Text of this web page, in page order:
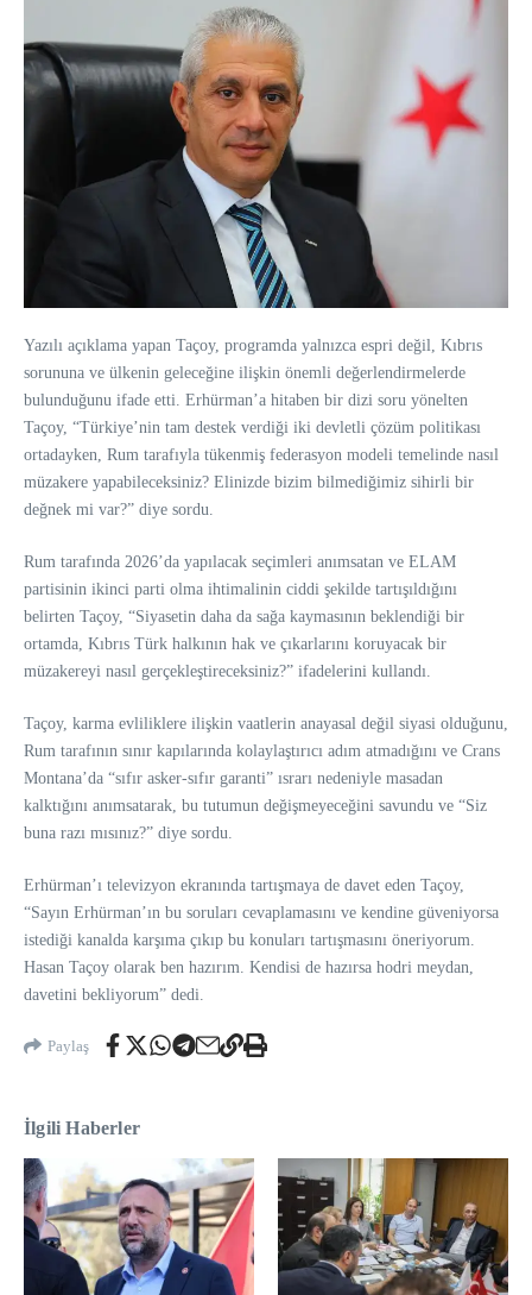
Yazılı açıklama yapan Taçoy, programda yalnızca espri değil, Kıbrıs
sorununa ve ülkenin geleceğine ilişkin önemli değerlendirmelerde
bulunduğunu ifade etti. Erhürman’a hitaben bir dizi soru yönelten
Taçoy, “Türkiye’nin tam destek verdiği iki devletli çözüm politikası
ortadayken, Rum tarafıyla tükenmiş federasyon modeli temelinde nasıl
müzakere yapabileceksiniz? Elinizde bizim bilmediğimiz sihirli bir
değnek mi var?” diye sordu.
Rum tarafında 2026’da yapılacak seçimleri anımsatan ve ELAM
partisinin ikinci parti olma ihtimalinin ciddi şekilde tartışıldığını
belirten Taçoy, “Siyasetin daha da sağa kaymasının beklendiği bir
ortamda, Kıbrıs Türk halkının hak ve çıkarlarını koruyacak bir
müzakereyi nasıl gerçekleştireceksiniz?” ifadelerini kullandı.
Taçoy, karma evliliklere ilişkin vaatlerin anayasal değil siyasi olduğunu,
Rum tarafının sınır kapılarında kolaylaştırıcı adım atmadığını ve Crans
Montana’da “sıfır asker-sıfır garanti” ısrarı nedeniyle masadan
kalktığını anımsatarak, bu tutumun değişmeyeceğini savundu ve “Siz
buna razı mısınız?” diye sordu.
Erhürman’ı televizyon ekranında tartışmaya de davet eden Taçoy,
“Sayın Erhürman’ın bu soruları cevaplamasını ve kendine güveniyorsa
istediği kanalda karşıma çıkıp bu konuları tartışmasını öneriyorum.
Hasan Taçoy olarak ben hazırım. Kendisi de hazırsa hodri meydan,
davetini bekliyorum” dedi.
Paylaş
İlgili Haberler